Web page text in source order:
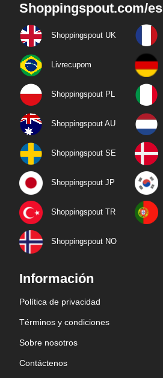
Shoppingspout.com/es
Shoppingspout UK
Livrecupom
Shoppingspout PL
Shoppingspout AU
Shoppingspout SE
Shoppingspout JP
Shoppingspout TR
Shoppingspout NO
Información
Política de privacidad
Términos y condiciones
Sobre nosotros
Contáctenos